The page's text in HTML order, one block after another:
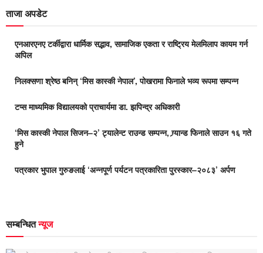
ताजा अपडेट
एनआरएनए टर्कीद्वारा धार्मिक सद्भाव, सामाजिक एकता र राष्ट्रिय मेलमिलाप कायम गर्न
अपिल
निलक्सणा श्रेष्ठ बनिन् ‘मिस कास्की नेपाल’, पोखरामा फिनाले भव्य रूपमा सम्पन्न
टप्स माध्यमिक विद्यालयको प्राचार्यमा डा. झपिन्द्र अधिकारी
‘मिस कास्की नेपाल सिजन–२’ ट्यालेन्ट राउन्ड सम्पन्न, ग्र्यान्ड फिनाले साउन १६ गते
हुने
पत्रकार भुपाल गुरुङलाई ‘अन्नपूर्ण पर्यटन पत्रकारिता पुरस्कार–२०८३’ अर्पण
सम्बन्धितन्यूज